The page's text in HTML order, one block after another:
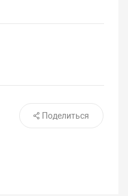
Поделиться